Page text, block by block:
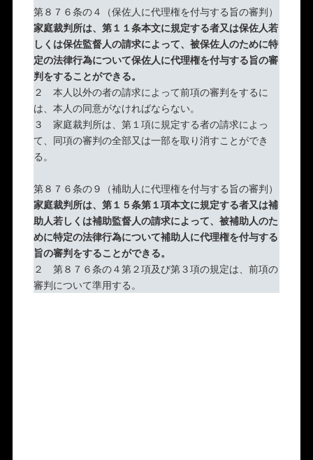
第８７６条の４（保佐人に代理権を付与する旨の審判）
家庭裁判所は、第１１条本文に規定する者又は保佐人若
しくは保佐監督人の請求によって、被保佐人のために特
定の法律行為について保佐人に代理権を付与する旨の審
判をすることができる。
２ 本人以外の者の請求によって前項の審判をするに
は、本人の同意がなければならない。
３ 家庭裁判所は、第１項に規定する者の請求によっ
て、同項の審判の全部又は一部を取り消すことができ
る。
第８７６条の９（補助人に代理権を付与する旨の審判）
家庭裁判所は、第１５条第１項本文に規定する者又は補
助人若しくは補助監督人の請求によって、被補助人のた
めに特定の法律行為について補助人に代理権を付与する
旨の審判をすることができる。
２ 第８７６条の４第２項及び第３項の規定は、前項の
審判について準用する。